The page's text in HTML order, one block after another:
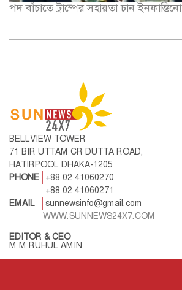
পদ বাঁচাতে ট্রাম্পের সহায়তা চান ইনফান্তিনো
BELLVIEW TOWER
71 BIR UTTAM CR DUTTA ROAD,
HATIRPOOL DHAKA-1205
PHONE
+88 02 41060270
+88 02 41060271
EMAIL
sunnewsinfo@gmail.com
WWW.SUNNEWS24X7.COM
EDITOR & CEO
M M RUHUL AMIN